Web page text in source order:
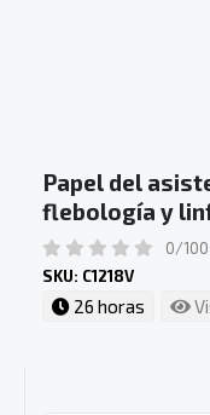
Papel del
flebología y
0/100
SKU: C1218V
26 horas